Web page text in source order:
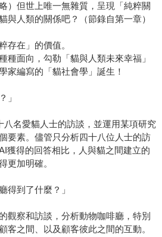
）但世上唯一無雜質，呈現「純粹關
與人類的關係吧？（節錄自第一章）
存在」的價值。
種面向，勾勒「貓與人類未來幸福」
家編寫的「貓社會學」誕生！
」
名愛貓人士的訪談，並運用某項研究
要素。儘管只分析四十八位人士的訪
獲得的回答相比，人與貓之間建立的
更加明確。
得到了什麼？」
觀察和訪談，分析動物咖啡廳，特別
客之間、以及顧客彼此之間的互動。